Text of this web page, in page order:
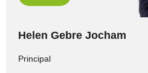
Helen Gebre Jocham
Principal